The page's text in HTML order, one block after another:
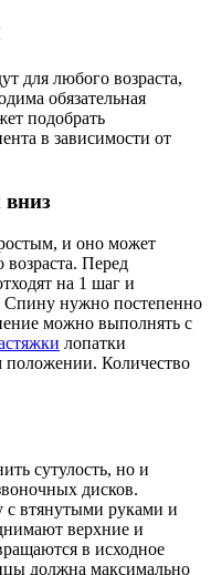
для любого возраста,
обязательная
подобрать
в зависимости от
и оно может
Перед
на 1 шаг и
Спину нужно постепенно
можно выполнять с
лопатки
положении. Количество
сутулость, но и
дисков.
с втянутыми руками и
верхние и
в исходное
должна максимально